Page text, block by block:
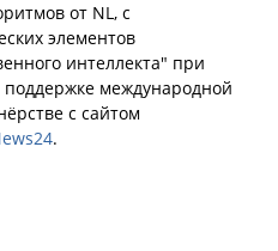
от NL, с
элементов
интеллекта" при
международной
с сайтом
.